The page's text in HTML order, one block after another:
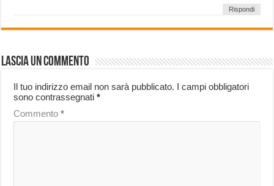
Rispondi
Lascia un commento
Il tuo indirizzo email non sarà pubblicato. I campi obbligatori
sono contrassegnati*
Commento*